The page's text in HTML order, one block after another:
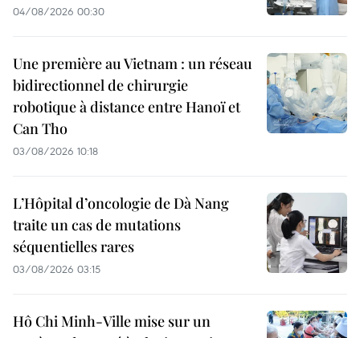
04/08/2026 00:30
Une première au Vietnam : un réseau
bidirectionnel de chirurgie
robotique à distance entre Hanoï et
Can Tho
03/08/2026 10:18
L’Hôpital d’oncologie de Dà Nang
traite un cas de mutations
séquentielles rares
03/08/2026 03:15
Hô Chi Minh-Ville mise sur un